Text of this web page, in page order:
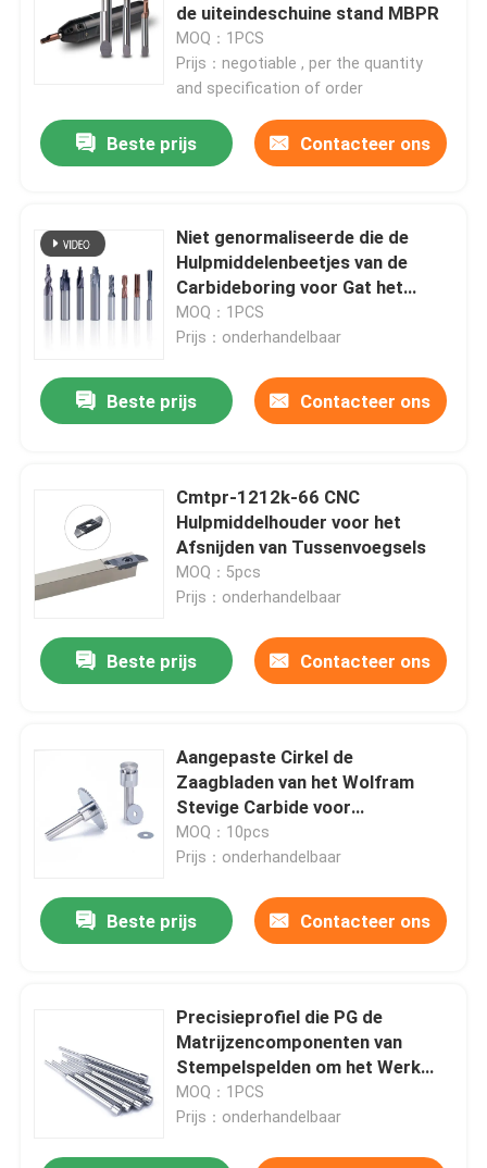
de uiteindeschuine stand MBPR
MOQ：1PCS
Prijs：negotiable , per the quantity
and specification of order
Beste prijs Contacteer ons
Niet genormaliseerde die de
Hulpmiddelenbeetjes van de
Carbideboring voor Gat het
Machinaal bewerken worden
aangepast
MOQ：1PCS
Prijs：onderhandelbaar
Beste prijs Contacteer ons
Cmtpr-1212k-66 CNC
Hulpmiddelhouder voor het
Afsnijden van Tussenvoegsels
MOQ：5pcs
Prijs：onderhandelbaar
Beste prijs Contacteer ons
Aangepaste Cirkel de
Zaagbladen van het Wolfram
Stevige Carbide voor
Metaalverwerking
MOQ：10pcs
Prijs：onderhandelbaar
Beste prijs Contacteer ons
Precisieprofiel die PG de
Matrijzencomponenten van
Stempelspelden om het Werk
malen Te stempelen
MOQ：1PCS
Prijs：onderhandelbaar